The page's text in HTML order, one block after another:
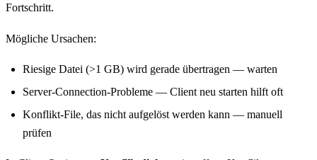
Fortschritt.
Mögliche Ursachen:
Riesige Datei (>1 GB) wird gerade übertragen — warten
Server-Connection-Probleme — Client neu starten hilft oft
Konflikt-File, das nicht aufgelöst werden kann — manuell
prüfen